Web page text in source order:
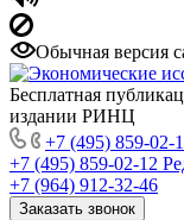
Обычная версия
Бесплатная
издании РИНЦ
+7 (495) 859-02-
+7 (495) 859-02-12
+7 (964) 912-32-46
Заказать звонок